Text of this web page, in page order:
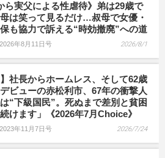
ら実父による性虐待》弟は29歳で
は笑って見るだけ…叔母で女優・
も協力で訴える“時効撤廃”への道
年8月11日号 2026/8/1
】社長からホームレス、そして62歳
ビューの赤松利市、67年の衝撃人
“下級国民”。死ぬまで差別と貧困
けます」《2026年7月Choice》
年11月7日号 2026/7/24